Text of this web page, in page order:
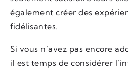
également créer des
fidélisantes.
Si vous n’avez pas encore
il est temps de considérer